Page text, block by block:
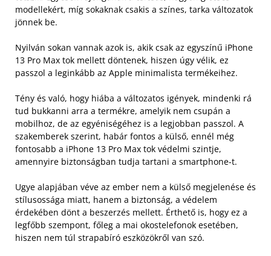
modellekért, míg sokaknak csakis a színes, tarka változatok
jönnek be.
Nyilván sokan vannak azok is, akik csak az egyszínű iPhone
13 Pro Max tok mellett döntenek, hiszen úgy vélik, ez
passzol a leginkább az Apple minimalista termékeihez.
Tény és való, hogy hiába a változatos igények, mindenki rá
tud bukkanni arra a termékre, amelyik nem csupán a
mobilhoz, de az egyéniségéhez is a legjobban passzol. A
szakemberek szerint, habár fontos a külső, ennél még
fontosabb a iPhone 13 Pro Max tok védelmi szintje,
amennyire biztonságban tudja tartani a smartphone-t.
Ugye alapjában véve az ember nem a külső megjelenése és
stílusossága miatt, hanem a biztonság, a védelem
érdekében dönt a beszerzés mellett. Érthető is, hogy ez a
legfőbb szempont, főleg a mai okostelefonok esetében,
hiszen nem túl strapabíró eszközökről van szó.